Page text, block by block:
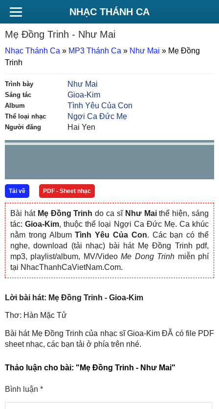
NHẠC THÁNH CA
Mẹ Đồng Trinh - Như Mai
Nhạc Thánh Ca » MP3 Thánh Ca » Như Mai » Mẹ Đồng
Trinh
Trình bày Như Mai
Sáng tác Gioa-Kim
Album Tình Yêu Của Con
Thể loại nhạc Ngợi Ca Đức Mẹ
Người đăng Hai Yen
Tải về PDF - Sheet nhạc
Bài hát Mẹ Đồng Trinh do ca sĩ Như Maithể hiện, sáng
tác:Gioa-Kim, thuộc thể loại Ngợi Ca Đức Mẹ. Ca khúc
nằm trong AlbumTình Yêu Của Con. Các bạn có thể
nghe, download (tải nhạc) bài hát Mẹ Đồng Trinh pdf,
mp3, playlist/album, MV/VideoMe Dong Trinh miễn phí
tại NhacThanhCaVietNam.Com.
Lời bài hát: Mẹ Đồng Trinh - Gioa-Kim
Thơ: Hàn Mặc Tử
Bài hát Mẹ Đồng Trinh của nhạc sĩ Gioa-Kim ĐÃ có file PDF
sheet nhạc, các bạn tải ở phía trên nhé.
Thảo luận cho bài: "Mẹ Đồng Trinh - Như Mai"
Bình luận *